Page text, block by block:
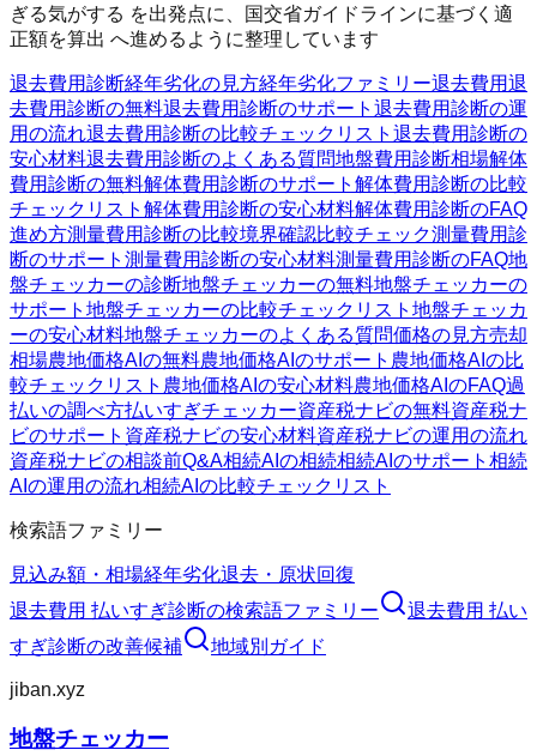
ぎる気がする を出発点に、国交省ガイドラインに基づく適
正額を算出 へ進めるように整理しています
退去費用診断経年劣化の見方経年劣化ファミリー退去費用退
去費用診断の無料退去費用診断のサポート 退去費用診断の運
用の流れ退去費用診断の比較チェックリスト 退去費用診断の
安心材料退去費用診断のよくある質問地盤費用診断相場解体
費用診断の無料解体費用診断のサポート 解体費用診断の比較
チェックリスト 解体費用診断の安心材料解体費用診断のFAQ
進め方測量費用診断の比較境界確認比較チェック測量費用診
断のサポート 測量費用診断の安心材料測量費用診断のFAQ地
盤チェッカーの診断地盤チェッカーの無料地盤チェッカーの
サポート 地盤チェッカーの比較チェックリスト 地盤チェッカ
ーの安心材料地盤チェッカーのよくある質問価格の見方売却
相場農地価格AIの無料農地価格AIのサポート 農地価格AIの比
較チェックリスト 農地価格AIの安心材料農地価格AIのFAQ過
払いの調べ方払いすぎチェッカー資産税ナビの無料資産税ナ
ビのサポート 資産税ナビの安心材料資産税ナビの運用の流れ
資産税ナビの相談前Q&A相続AIの相続相続AIのサポート 相続
AIの運用の流れ相続AIの比較チェックリスト
検索語ファミリー
見込み額・相場経年劣化退去・原状回復
退去費用 払いすぎ診断の検索語ファミリー
退去費用 払い
すぎ診断の改善候補 地域別ガイド
jiban.xyz
地盤チェッカー